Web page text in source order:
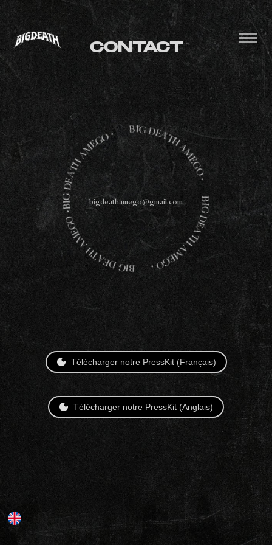
CONTACT
B
G
D
E
A
T
H
AMEGO• BIGDEATH
A
M
E
G
O
•
B
I
G
D
E
A
T
H
A
M
E
G
O
•
B
I
G
D
E
A
T
H
A
M
E
G
O
•
bigdeathamego@gmail.com
Télécharger notre PressKit (Français)
Télécharger notre PressKit (Anglais)